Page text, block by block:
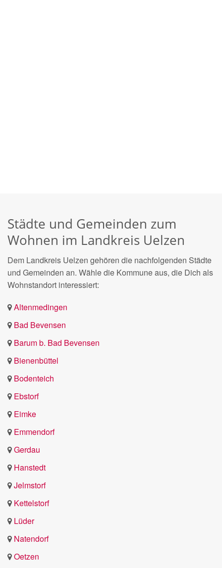
Städte und Gemeinden zum
Wohnen im Landkreis Uelzen
Dem Landkreis Uelzen gehören die nachfolgenden Städte
und Gemeinden an. Wähle die Kommune aus, die Dich als
Wohnstandort interessiert:
Altenmedingen
Bad Bevensen
Barum b. Bad Bevensen
Bienenbüttel
Bodenteich
Ebstorf
Eimke
Emmendorf
Gerdau
Hanstedt
Jelmstorf
Kettelstorf
Lüder
Natendorf
Oetzen